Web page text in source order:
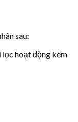
sau:
hoạt động kém